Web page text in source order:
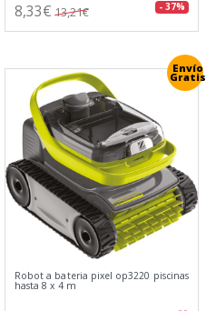
8,33€ 13,21€ - 37%
Envío
Gratis
Robot a bateria pixel op3220 piscinas
hasta 8 x 4 m